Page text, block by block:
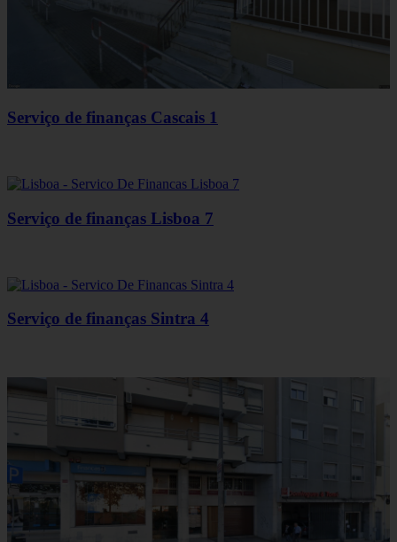
Serviço de finanças Cascais 1
Serviço de finanças Lisboa 7
Serviço de finanças Sintra 4